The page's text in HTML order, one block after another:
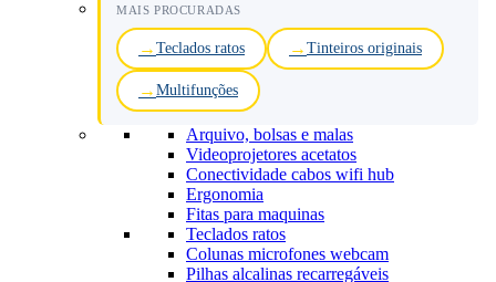
MAIS PROCURADAS
Teclados ratos Tinteiros originais
Multifunções
Arquivo, bolsas e malas
Videoprojetores acetatos
Conectividade cabos wifi hub
Ergonomia
Fitas para maquinas
Teclados ratos
Colunas microfones webcam
Pilhas alcalinas recarregáveis